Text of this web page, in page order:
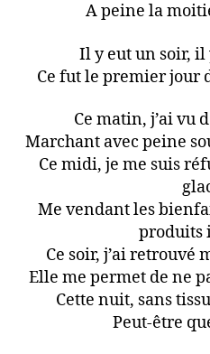
A peine la
Il y eut un soir,
Ce fut le premier jour
Ce matin, j’ai vu
Marchant avec peine
Ce midi, je me suis
Me vendant les
produits
Ce soir, j’ai retrouvé
Elle me permet de ne
Cette nuit, sans
Peut-être